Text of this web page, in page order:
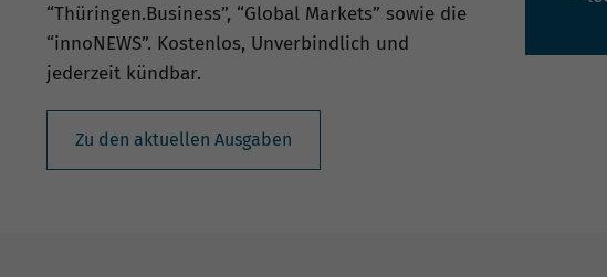
“Thüringen.Business”, “Global Markets” sowie die
“innoNEWS”. Kostenlos, Unverbindlich und
jederzeit kündbar.
Zu den aktuellen Ausgaben